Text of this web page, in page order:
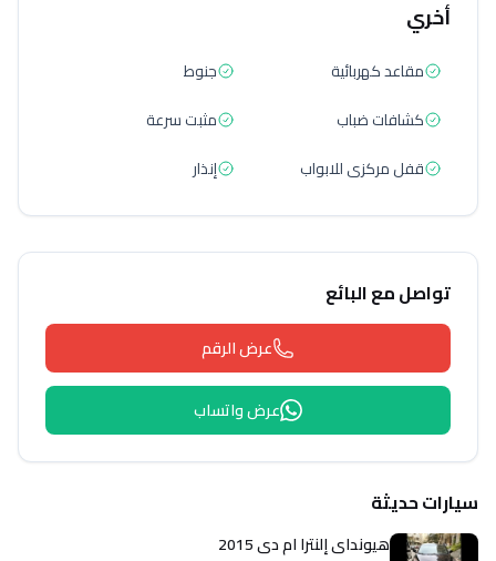
أخري
مقاعد كهربائية
جنوط
كشافات ضباب
مثبت سرعة
قفل مركزى للابواب
إنذار
تواصل مع البائع
عرض الرقم
عرض واتساب
سيارات حديثة
هيونداي إلنترا ام دى 2015